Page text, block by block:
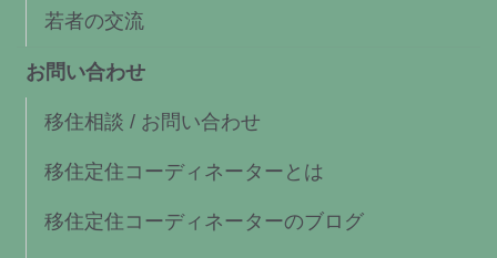
若者の交流
お問い合わせ
移住相談 / お問い合わせ
移住定住コーディネーターとは
移住定住コーディネーターのブログ